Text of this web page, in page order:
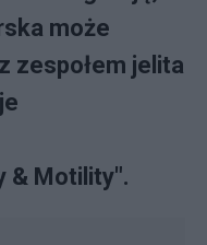
może
zespołem jelita
& Motility".